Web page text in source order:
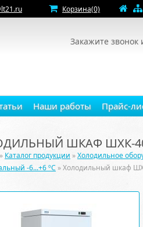
Корзина(0)
Закажите
Наши работы Прайс-
ШКАФ ШХК-
» Каталог продукции »Холодильное
-6...+6 ºC » Холодильный шкаф